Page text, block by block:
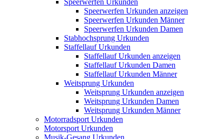
Speerwerfen Urkunden anzeigen
Speerwerfen Urkunden Männer
Speerwerfen Urkunden Damen
Stabhochsprung Urkunden
Staffellauf Urkunden
Staffellauf Urkunden anzeigen
Staffellauf Urkunden Damen
Staffellauf Urkunden Männer
Weitsprung Urkunden
Weitsprung Urkunden anzeigen
Weitsprung Urkunden Damen
Weitsprung Urkunden Männer
Motorradsport Urkunden
Motorsport Urkunden
Musik-Gesang Urkunden